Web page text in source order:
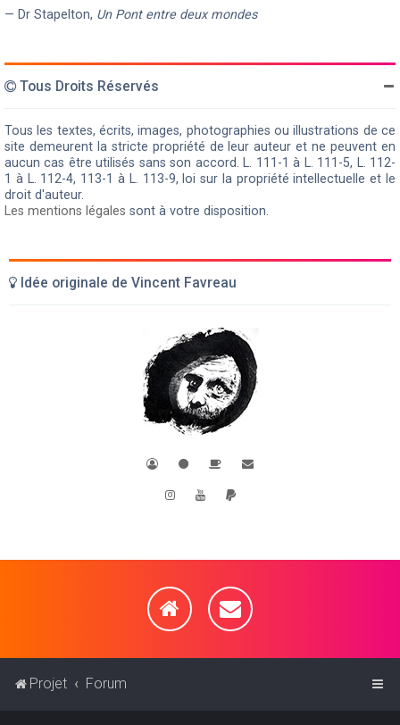
— Dr Stapelton, Un Pont entre deux mondes
Tous Droits Réservés
Tous les textes, écrits, images, photographies ou illustrations de ce
site demeurent la stricte propriété de leur auteur et ne peuvent en
aucun cas être utilisés sans son accord. L. 111-1 à L. 111-5, L. 112-
1 à L. 112-4, 113-1 à L. 113-9, loi sur la propriété intellectuelle et le
droit d'auteur.
Les mentions légales sont à votre disposition.
Idée originale de Vincent Favreau
Projet Forum